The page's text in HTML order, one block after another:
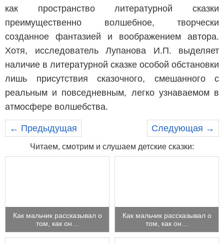
как пространство литературной сказки
преимущественно волшебное, творчески
созданное фантазией и воображением автора.
Хотя, исследователь Лупанова И.П. выделяет
наличие в литературной сказке особой обстановки
лишь присутствия сказочного, смешанного с
реальным и повседневным, легко узнаваемом в
атмосфере волшебства.
← Предыдущая Следующая →
Читаем, смотрим и слушаем детские сказки:
Как мальчик рассказывал о
том, как он…
Как мальчик рассказывал о
том, как он…